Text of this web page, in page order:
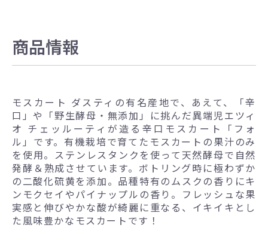
商品情報
モスカート ダスティの有名産地で、あえて、「辛
口」や「野生酵母・無添加」に挑んだ異端児エツィ
オ チェッルーティが造る辛口モスカート「フォ
ル」です。有機栽培で育てたモスカートの果汁のみ
を使用。ステンレスタンクを使って天然酵母で自然
発酵＆熟成させています。ボトリング時に極わずか
の二酸化硫黄を添加。品種特有のムスクの香りにキ
ンモクセイやパイナップルの香り。フレッシュな果
実感と伸びやかな酸が綺麗に重なる、イキイキとし
た風味豊かなモスカートです！